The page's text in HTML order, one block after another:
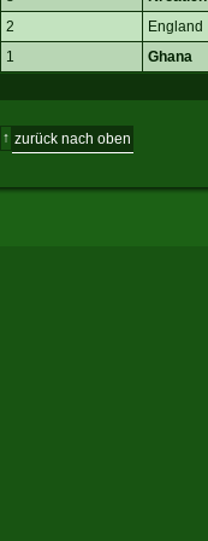
2
England
1
Ghana
↑ zurück nach oben